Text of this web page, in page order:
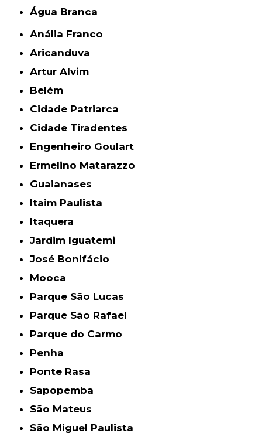
Água Branca
Anália Franco
Aricanduva
Artur Alvim
Belém
Cidade Patriarca
Cidade Tiradentes
Engenheiro Goulart
Ermelino Matarazzo
Guaianases
Itaim Paulista
Itaquera
Jardim Iguatemi
José Bonifácio
Mooca
Parque São Lucas
Parque São Rafael
Parque do Carmo
Penha
Ponte Rasa
Sapopemba
São Mateus
São Miguel Paulista